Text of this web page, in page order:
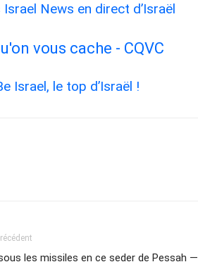
News en direct d’Israël
vous cache - CQVC
Israel, le top d’Israël !
les missiles en ce seder de Pessah —